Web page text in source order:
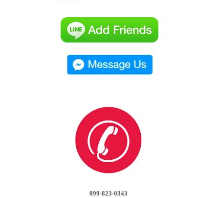
099-823-0343